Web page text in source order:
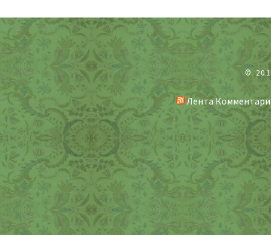
©
Лента